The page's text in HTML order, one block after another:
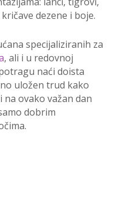
dezene i boje.
specijaliziranih za
, ali i u redovnoj
naći doista
uložen trud kako
ovako važan dan
dobrim